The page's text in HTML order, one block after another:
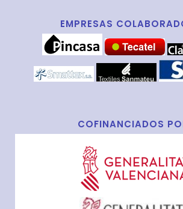
EMPRESAS
COFINANCIADOS